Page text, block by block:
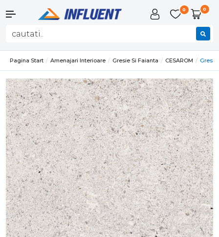
0 0
Pagina Start Amenajari Interioare Gresie Si Faianta CESAROM